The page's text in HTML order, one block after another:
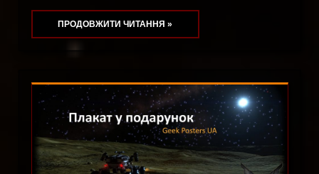
ПРОДОВЖИТИ ЧИТАННЯ »